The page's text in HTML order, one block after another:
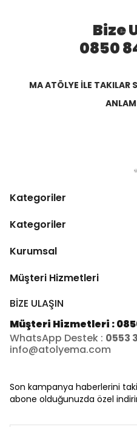
Bize
0850
MA ATÖLYE İLE TAKILAR
Kategoriler
Kategoriler
Kurumsal
Müşteri Hizmetleri
BİZE ULAŞIN
Müşteri Hizmetleri :
WhatsApp Destek : 0553
info@atolyema.com
Son kampanya haberlerini
abone olduğunuzda özel